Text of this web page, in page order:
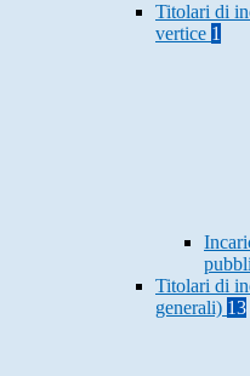
Titolari di
vertice 1
Titolari di
generali) 13